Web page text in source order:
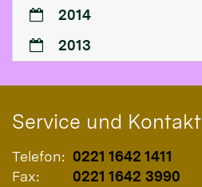
2014
2013
Service und Kontakt
Telefon: 0221 1642 1411
Fax:
0221 1642 3990